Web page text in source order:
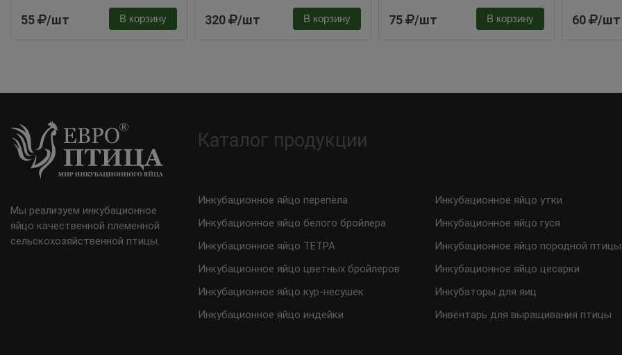
55 /шт В корзину 320 /шт В корзину 75 /шт В корзину 60 /шт
Мы реализуем инкубационное
яйцо качественной племенной
сельскохозяйственной птицы.
Каталог продукции
Инкубационное яйцо перепела
Инкубационное яйцо белого бройлера
Инкубационное яйцо ТЕТРА
Инкубационное яйцо цветных бройлеров
Инкубационное яйцо кур-несушек
Инкубационное яйцо индейки
Инкубационное яйцо утки
Инкубационное яйцо гуся
Инкубационное яйцо породной птицы
Инкубационное яйцо цесарки
Инкубаторы для яиц
Инвентарь для выращивания птицы